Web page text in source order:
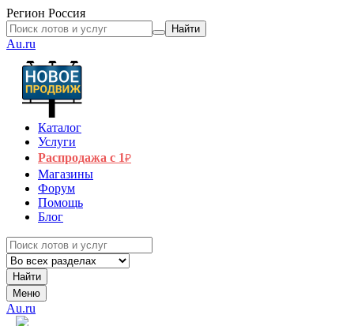
Регион Россия
Найти
Au.ru
Каталог
Услуги
Распродажа с 1₽
Магазины
Форум
Помощь
Блог
Найти
Меню
Au.ru